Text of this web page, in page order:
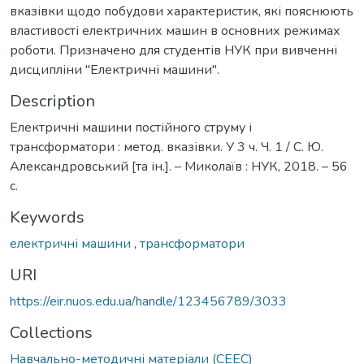
вказівки щодо побудови характеристик, які пояснюють
властивості електричних машин в основних режимах
роботи. Призначено для студентів НУК при вивченні
дисципліни "Електричні машини".
Description
Електричні машини постійного струму і
трансформатори : метод. вказівки. У 3 ч. Ч. 1 / С. Ю.
Александровський [та ін.]. – Миколаїв : НУК, 2018. – 56
с.
Keywords
електричні машини , трансформатори
URI
https://eir.nuos.edu.ua/handle/123456789/3033
Collections
Навчально-методичні матеріали (СЕЕС)